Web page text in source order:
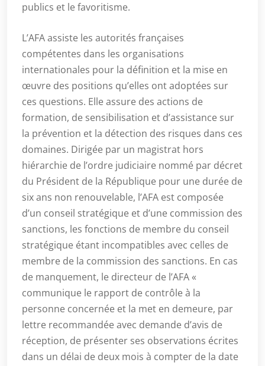
publics et le favoritisme.
L’AFA assiste les autorités françaises
compétentes dans les organisations
internationales pour la définition et la mise en
œuvre des positions qu’elles ont adoptées sur
ces questions. Elle assure des actions de
formation, de sensibilisation et d’assistance sur
la prévention et la détection des risques dans ces
domaines. Dirigée par un magistrat hors
hiérarchie de l’ordre judiciaire nommé par décret
du Président de la République pour une durée de
six ans non renouvelable, l’AFA est composée
d’un conseil stratégique et d’une commission des
sanctions, les fonctions de membre du conseil
stratégique étant incompatibles avec celles de
membre de la commission des sanctions. En cas
de manquement, le directeur de l’AFA «
communique le rapport de contrôle à la
personne concernée et la met en demeure, par
lettre recommandée avec demande d’avis de
réception, de présenter ses observations écrites
dans un délai de deux mois à compter de la date